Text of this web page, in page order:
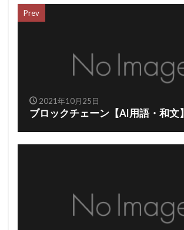
Prev
2021年10月25日
ブロックチェーン【AI用語・和文】